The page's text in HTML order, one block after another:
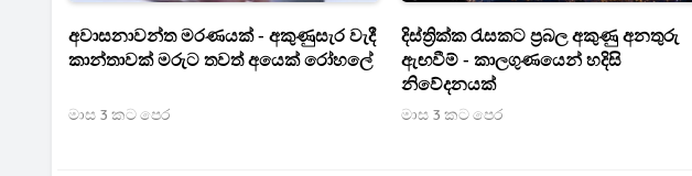
අවාසනාවන්ත මරණයක් - අකුණුසැර වැදී
කාන්තාවක් මරුට තවත් අයෙක් රෝහලේ
මාස 3 කට පෙර
දිස්ත්‍රික්ක රැසකට ප්‍රබල අකුණු අනතුරු
ඇඟවීම් - කාලගුණයෙන් හදිසි
නිවේදනයක්
මාස 3 කට පෙර